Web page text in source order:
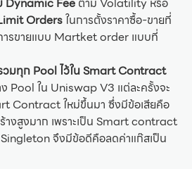
Ordersในการตั้งราคาซื้อ-ขายที่
การขายแบบ Martket order แบบที่
วมทุก Pool ไว้ใน Smart Contract
Pool ใน Uniswap V3 แต่ละครั้งจะ
Contract ใหม่ขึ้นมา ซึ่งมีข้อเสียคือ
างสูงมาก เพราะเป็น Smart contract
Singleton จึงมีข้อดีคือลดค่าแก๊สเป็น